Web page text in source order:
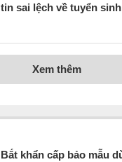
tin sai lệch về tuyển
Xem thêm
Bắt khẩn cấp bảo mẫu